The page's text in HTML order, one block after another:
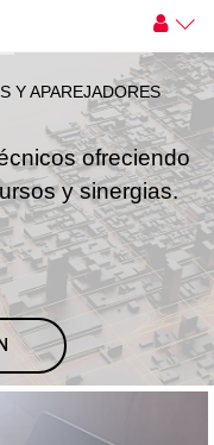
Y APAREJADORES
ofreciendo
y sinergias.